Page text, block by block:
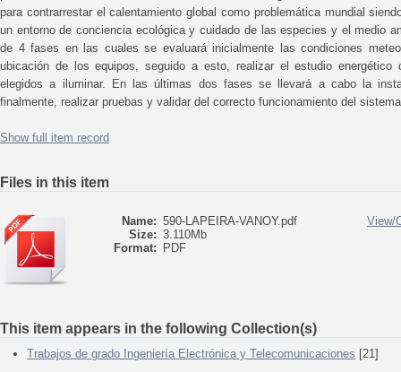
para contrarrestar el calentamiento global como problemática mundial
un entorno de conciencia ecológica y cuidado de las especies y el medio
de 4 fases en las cuales se evaluará inicialmente las condiciones
ubicación de los equipos, seguido a esto, realizar el estudio
elegidos a iluminar. En las últimas dos fases se llevará a cabo la
finalmente, realizar pruebas y validar del correcto funcionamiento del sistema
Show full item record
Files in this item
Name: 590-LAPEIRA-VANOY.pdf
Size: 3.110Mb
Format:
PDF
View/
This item appears in the following Collection(s)
Trabajos de grado Ingeniería Electrónica y Telecomunicaciones [21]